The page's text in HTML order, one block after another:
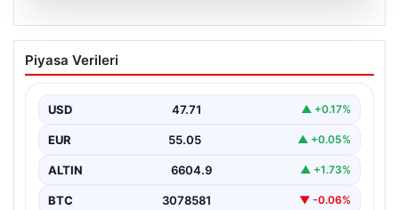
Klibinde silah kullanan rapçi Yuşa
Keskin ile 3 şüpheli adli kontrol ile
Piyasa Verileri
USD 47.71 ▲ +0.17%
EUR 55.05 ▲ +0.05%
ALTIN 6604.9 ▲ +1.73%
BTC 3078581 ▼ -0.06%